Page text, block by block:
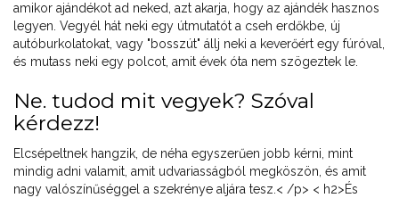
amikor ajándékot ad neked, azt akarja, hogy az ajándék hasznos
legyen. Vegyél hát neki egy útmutatót a cseh erdőkbe, új
autóburkolatokat, vagy "bosszút" állj neki a keverőért egy fúróval,
és mutass neki egy polcot, amit évek óta nem szögeztek le.
Ne. tudod mit vegyek? Szóval
kérdezz!
Elcsépeltnek hangzik, de néha egyszerűen jobb kérni, mint
mindig adni valamit, amit udvariasságból megköszön, és amit
nagy valószínűséggel a szekrénye aljára tesz.< /p> < h2>És